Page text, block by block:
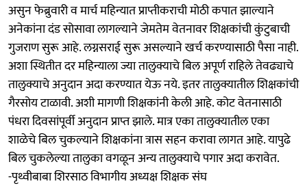
असुन फेब्रुवारी व मार्च महिन्यात प्राप्तीकराची मोठी कपात झाल्याने
अनेकांना दंड सोसावा लागल्याने जेमतेम वेतनावर शिक्षकांची कुंटुबाची
गुजराण सुरू आहे. लग्नसराई सुरू असल्याने खर्च करण्यासाठी पैसा नाही.
अशा स्थितीत दर महिन्याला ज्या तालुक्याचे बिल अपूर्ण राहिले तेवढ्याचे
तालुक्याचे अनुदान अदा करण्यात येऊ नये. इतर तालुक्यातील शिक्षकांची
गैरसोय टाळावी. अशी मागणी शिक्षकांनी केली आहे. कोट वेतनासाठी
पंधरा दिवसांपूर्वी अनुदान प्राप्त झाले. मात्र एका तालुक्यातील एका
शाळेचे बिल चुकल्याने शिक्षकांना त्रास सहन करावा लागत आहे. यापुढे
बिल चुकलेल्या तालुका वगळून अन्य तालुक्याचे पगार अदा करावेत.
-पृथ्वीबाबा शिरसाठ विभागीय अध्यक्ष शिक्षक संघ